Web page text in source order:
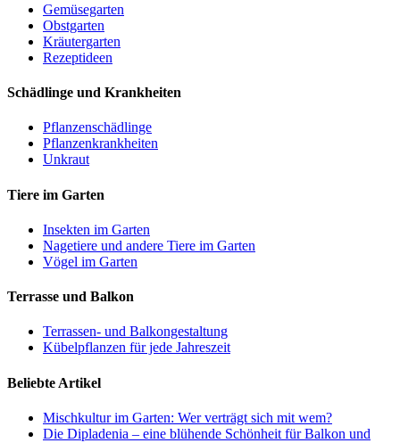
Gemüsegarten
Obstgarten
Kräutergarten
Rezeptideen
Schädlinge und Krankheiten
Pflanzenschädlinge
Pflanzenkrankheiten
Unkraut
Tiere im Garten
Insekten im Garten
Nagetiere und andere Tiere im Garten
Vögel im Garten
Terrasse und Balkon
Terrassen- und Balkongestaltung
Kübelpflanzen für jede Jahreszeit
Beliebte Artikel
Mischkultur im Garten: Wer verträgt sich mit wem?
Die Dipladenia – eine blühende Schönheit für Balkon und